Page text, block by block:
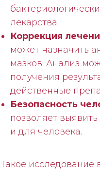
лекарства.
Коррекция
может назначить
мазков. Анализ
получения
действенные
Безопасность
позволяет
и для человека.
Такое исследование